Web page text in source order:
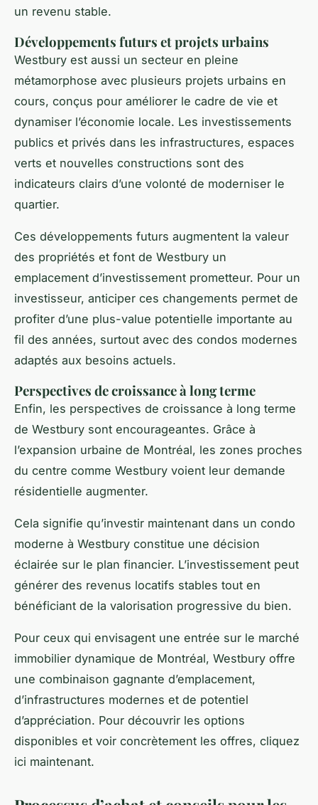
un revenu stable.
Développements futurs et projets urbains
Westbury est aussi un secteur en pleine
métamorphose avec plusieurs projets urbains en
cours, conçus pour améliorer le cadre de vie et
dynamiser l’économie locale. Les investissements
publics et privés dans les infrastructures, espaces
verts et nouvelles constructions sont des
indicateurs clairs d’une volonté de moderniser le
quartier.
Ces développements futurs augmentent la valeur
des propriétés et font de Westbury un
emplacement d’investissement prometteur. Pour un
investisseur, anticiper ces changements permet de
profiter d’une plus-value potentielle importante au
fil des années, surtout avec des condos modernes
adaptés aux besoins actuels.
Perspectives de croissance à long terme
Enfin, les perspectives de croissance à long terme
de Westbury sont encourageantes. Grâce à
l’expansion urbaine de Montréal, les zones proches
du centre comme Westbury voient leur demande
résidentielle augmenter.
Cela signifie qu’investir maintenant dans un condo
moderne à Westbury constitue une décision
éclairée sur le plan financier. L’investissement peut
générer des revenus locatifs stables tout en
bénéficiant de la valorisation progressive du bien.
Pour ceux qui envisagent une entrée sur le marché
immobilier dynamique de Montréal, Westbury offre
une combinaison gagnante d’emplacement,
d’infrastructures modernes et de potentiel
d’appréciation. Pour découvrir les options
disponibles et voir concrètement les offres, cliquez
ici maintenant.